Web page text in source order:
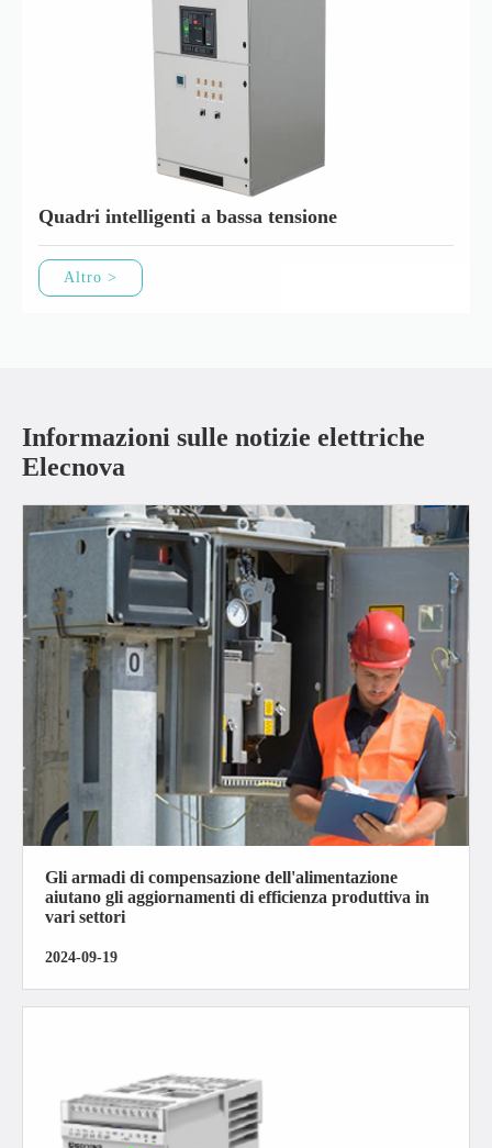
Quadri intelligenti a bassa tensione
Altro >
Informazioni sulle notizie elettriche
Elecnova
Gli armadi di compensazione dell'alimentazione
aiutano gli aggiornamenti di efficienza produttiva in
vari settori
2024-09-19